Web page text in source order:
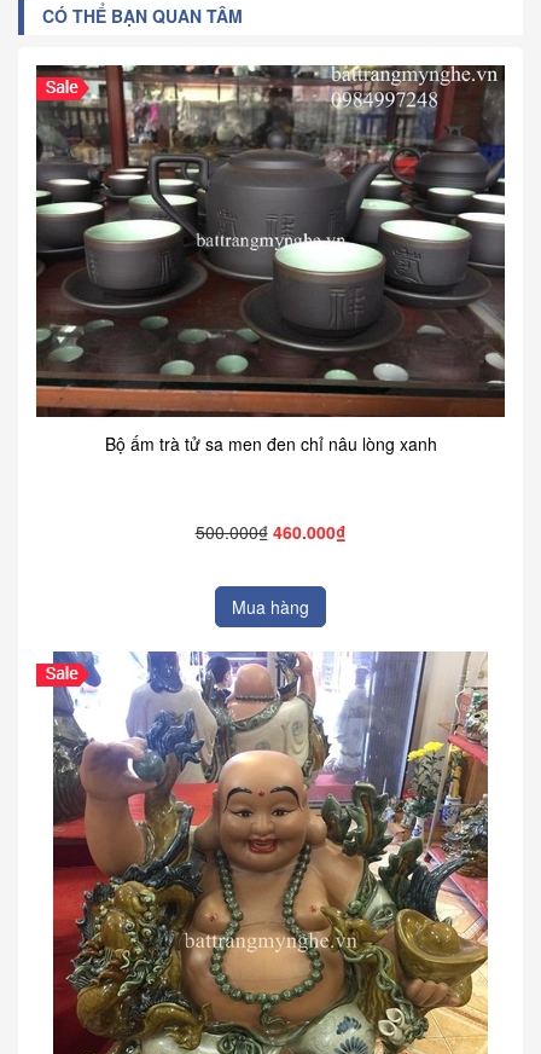
CÓ THỂ BẠN QUAN TÂM
Bộ ấm trà tử sa men đen chỉ nâu lòng xanh
500.000₫ 460.000₫
Mua hàng